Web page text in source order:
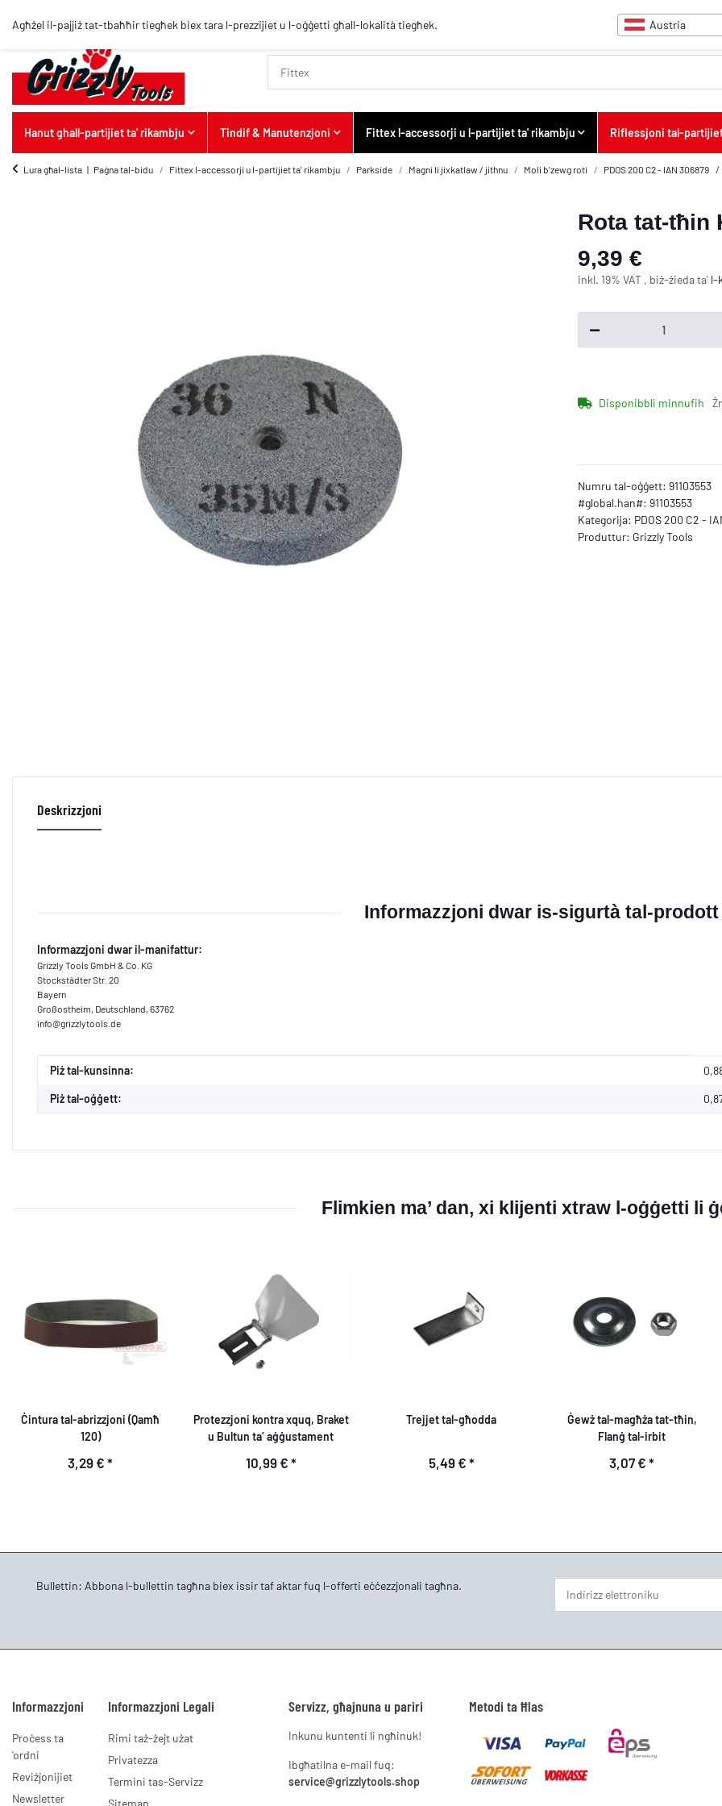
Agħżel il-pajjiż tat-tbaħħir tiegħek biex tara l-prezzijiet u l-oġġetti għall-lokalità tiegħek. Austria
Hanut ghall-partijiet ta' rikambju Tindif & Manutenzjoni Fittex l-accessorji u l-partijiet ta' rikambju Riflessjoni tal-
Lura għal-lista Paġna tal-bidu Fittex l-accessorji u l-partijiet ta' rikambju Parkside Magni li jixkatlaw / jithnu Moli b'zewg roti PDOS 200 C2 - IAN 306879
Rota tat-tħin
9,39 €
inkl. 19% VAT , biż-żieda ta' l-
Disponibbli minnufih
Numru tal-oġġett: 91103553
#global.han#: 91103553
Kategorija: PDOS 200 C2 -
Produttur: Grizzly Tools
Deskrizzjoni
Informazzjoni dwar is-sigurtà tal-prodott
Informazzjoni dwar il-manifattur:
Grizzly Tools GmbH & Co. KG
Stockstädter Str. 20
Bayern
Großostheim, Deutschland, 63762
info@grizzlytools.de
#productDetails.itemInformation#
#productDetails.itemValue#
Piż tal-kunsinna:
Piż tal-oġġett:
Flimkien ma’ dan, xi klijenti xtraw l-oġġetti li
Ċintura tal-abrizzjoni (Qamħ
120)
3,29 € *
Protezzjoni kontra xquq, Braket
u Bultun ta’ aġġustament
10,99 € *
Trejjet tal-għodda
5,49 € *
Ġewż tal-magħża tat-tħin,
Flanġ tal-irbit
3,07 € *
Bullettin: Abbona l-bullettin tagħna biex issir taf aktar fuq l-offerti eċċezzjonali tagħna.
Informazzjoni
Proċess ta
'ordni
Reviżjonijiet
Newsletter
Informazzjoni Legali
Rimi taż-żejt użat
Privatezza
Termini tas-Servizz
Sitemap
Servizz, għajnuna u pariri
Inkunu kuntenti li ngħinuk!
Ibgħatilna e-mail fuq:
service@grizzlytools.shop
Metodi ta Ħlas